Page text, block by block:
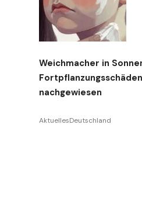
Weichmacher in
nachgewiesen
AktuellesDeutschland